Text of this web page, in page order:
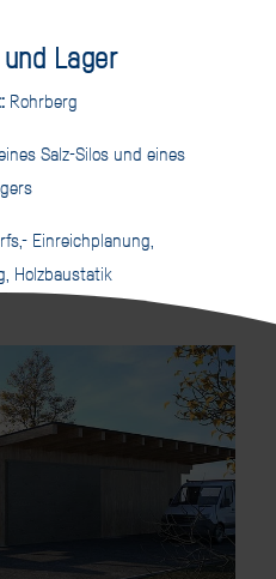
Lager
Rohrberg
Salz-Silos und eines
Einreichplanung,
Holzbaustatik